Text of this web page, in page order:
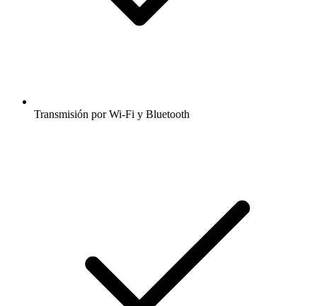
Transmisión por Wi-Fi y Bluetooth